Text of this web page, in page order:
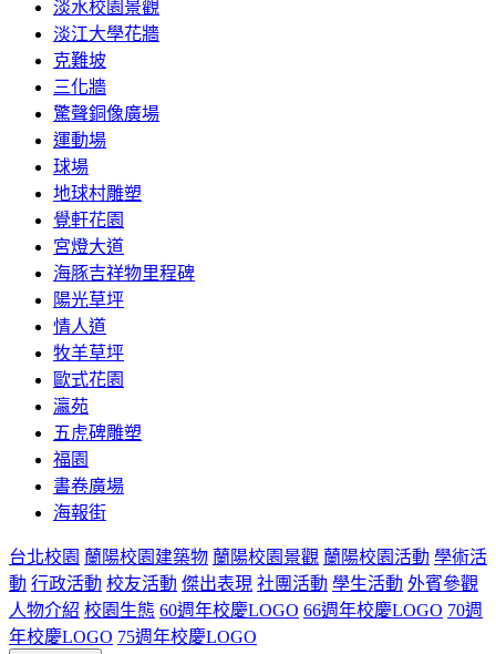
淡水校園景觀
淡江大學花牆
克難坡
三化牆
驚聲銅像廣場
運動場
球場
地球村雕塑
覺軒花園
宮燈大道
海豚吉祥物里程碑
陽光草坪
情人道
牧羊草坪
歐式花園
瀛苑
五虎碑雕塑
福園
書卷廣場
海報街
台北校園 蘭陽校園建築物 蘭陽校園景觀 蘭陽校園活動 學術活
動 行政活動 校友活動 傑出表現 社團活動 學生活動 外賓參觀
人物介紹 校園生態 60週年校慶LOGO 66週年校慶LOGO 70週
年校慶LOGO 75週年校慶LOGO